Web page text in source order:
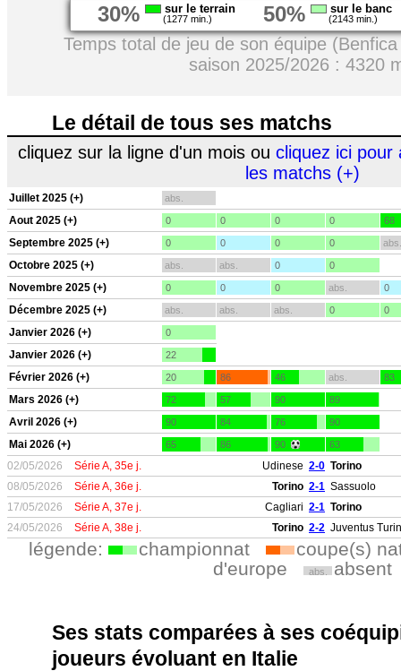
30% sur le terrain
(1277 min.) 50% sur le banc
(2143 min.)
Temps total de jeu de son équipe
saison 2025/2026 : 4320
Le détail de tous ses matchs
cliquez sur la ligne d'un mois ou cliquez ici pour
les matchs (+)
Juillet 2025 (+) abs.
Aout 2025 (+) 0 0 0 0 68
Septembre 2025 (+) 0 0 0 0 abs.
Octobre 2025 (+) abs. abs. 0 0
Novembre 2025 (+) 0 0 0 abs. 0
Décembre 2025 (+) abs. abs. abs. 0 0
Janvier 2026 (+) 0
Janvier 2026 (+) 22
Février 2026 (+) 20 86 46 abs. 83
Mars 2026 (+) 72 57 90 89
Avril 2026 (+) 90 84 76 90
Mai 2026 (+) 65 86 90 63
02/05/2026 Série A, 35e j. Udinese 2-0 Torino
08/05/2026
Série A, 36e j. Torino 2-1 Sassuolo
17/05/2026
Série A, 37e j. Cagliari 2-1 Torino
24/05/2026
Série A, 38e j. Torino 2-2 Juventus Turin
légende: championnat
coupe(s)
d'europe
abs. absent
Ses stats comparées à ses
joueurs évoluant en Italie